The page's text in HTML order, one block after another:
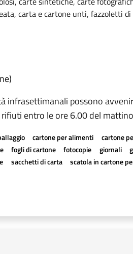
carta e cartone unti, fazzoletti
infrasettimanali possono
entro le ore 6.00 del
cartone per alimenti cartone
fogli di cartone fotocopie giornali
sacchetti di carta scatola in cartone